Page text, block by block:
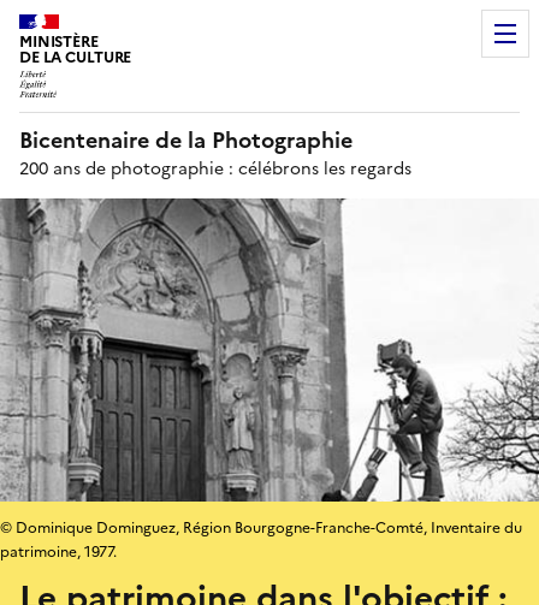
MINISTÈRE
DE LA CULTURE
Bicentenaire de la Photographie
200 ans de photographie : célébrons les regards
© Dominique Dominguez, Région Bourgogne-Franche-Comté, Inventaire du
patrimoine, 1977.